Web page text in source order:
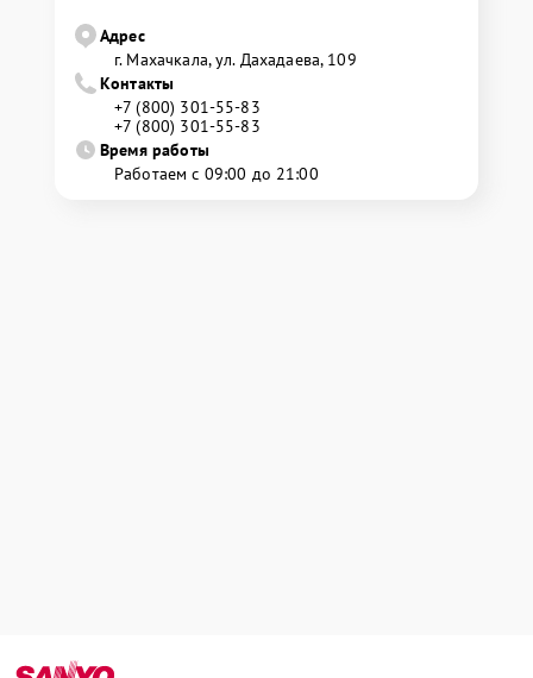
Адрес
г. Махачкала, ул. Дахадаева, 109
Контакты
+7 (800) 301-55-83
+7 (800) 301-55-83
Время работы
Работаем с 09:00 до 21:00